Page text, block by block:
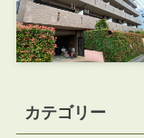
カテゴリー